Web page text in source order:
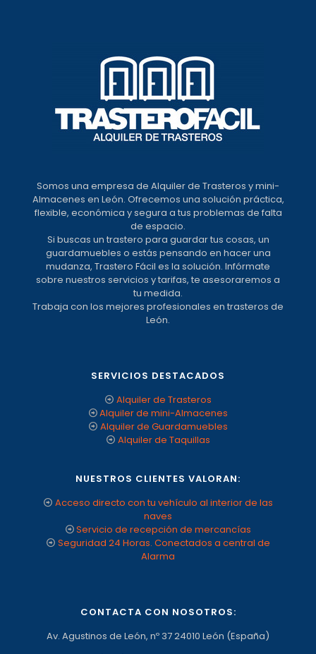
Somos una empresa de Alquiler de Trasteros y mini-
Almacenes en León. Ofrecemos una solución práctica,
flexible, económica y segura a tus problemas de falta
de espacio.
Si buscas un trastero para guardar tus cosas, un
guardamuebles o estás pensando en hacer una
mudanza, Trastero Fácil es la solución. Infórmate
sobre nuestros servicios y tarifas, te asesoraremos a
tu medida.
Trabaja con los mejores profesionales en trasteros de
León.
SERVICIOS DESTACADOS
Alquiler de Trasteros
Alquiler de mini-Almacenes
Alquiler de Guardamuebles
Alquiler de Taquillas
NUESTROS CLIENTES VALORAN:
Acceso directo con tu vehículo al interior de las
naves
Servicio de recepción de mercancías
Seguridad 24 Horas. Conectados a central de
Alarma
CONTACTA CON NOSOTROS:
Av. Agustinos de León, nº 37 24010 León (España)